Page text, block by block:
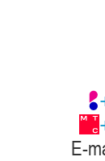
E-